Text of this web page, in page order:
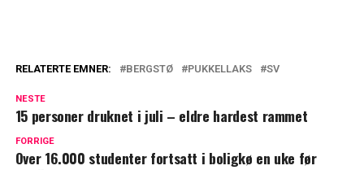
RELATERTE EMNER: BERGSTØ PUKKELLAKS SV
NESTE
15 personer druknet i juli – eldre hardest rammet
FORRIGE
Over 16.000 studenter fortsatt i boligkø en uke før